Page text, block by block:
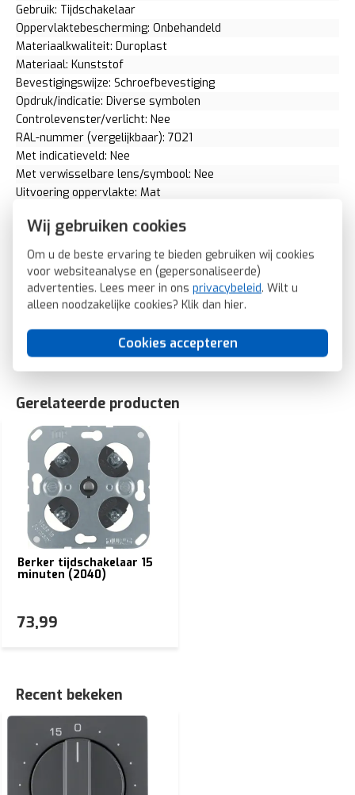
Wij gebruiken cookies
Om u de beste ervaring te bieden gebruiken wij cookies
voor websiteanalyse en (gepersonaliseerde)
advertenties. Lees meer in ons privacybeleid. Wilt u
alleen noodzakelijke cookies? Klik dan hier.
Cookies accepteren
Gebruik: Tijdschakelaar
Oppervlaktebescherming: Onbehandeld
Materiaalkwaliteit: Duroplast
Materiaal: Kunststof
Bevestigingswijze: Schroefbevestiging
Opdruk/indicatie: Diverse symbolen
Controlevenster/verlicht: Nee
RAL-nummer (vergelijkbaar): 7021
Met indicatieveld: Nee
Met verwisselbare lens/symbool: Nee
Uitvoering oppervlakte: Mat
Geschikt voor bussysteem-toetsaansluiting: Nee
Aftastsymbool / barrièrevrij: Nee
Berker draaiknop tijdschakelaar 15 minuten Q1/Q3/Q7
antraciet (16326086)
SKU: Berker 16326086
EAN: 4011334380221
Gerelateerde producten
Berker tijdschakelaar 15
minuten (2040)
73,99
Recent bekeken